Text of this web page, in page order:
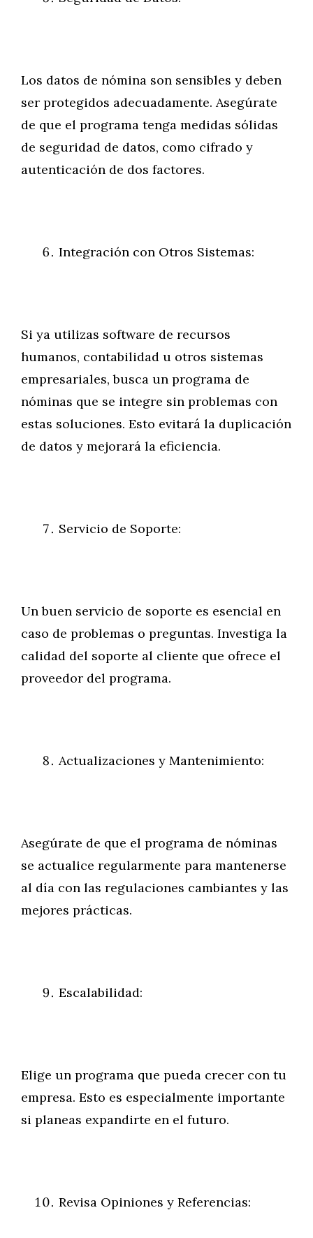
Los datos de nómina son sensibles y deben
ser protegidos adecuadamente. Asegúrate
de que el programa tenga medidas sólidas
de seguridad de datos, como cifrado y
autenticación de dos factores.
Integración con Otros Sistemas:
Si ya utilizas software de recursos
humanos, contabilidad u otros sistemas
empresariales, busca un programa de
nóminas que se integre sin problemas con
estas soluciones. Esto evitará la duplicación
de datos y mejorará la eficiencia.
Servicio de Soporte:
Un buen servicio de soporte es esencial en
caso de problemas o preguntas. Investiga la
calidad del soporte al cliente que ofrece el
proveedor del programa.
Actualizaciones y Mantenimiento:
Asegúrate de que el programa de nóminas
se actualice regularmente para mantenerse
al día con las regulaciones cambiantes y las
mejores prácticas.
Escalabilidad:
Elige un programa que pueda crecer con tu
empresa. Esto es especialmente importante
si planeas expandirte en el futuro.
Revisa Opiniones y Referencias: